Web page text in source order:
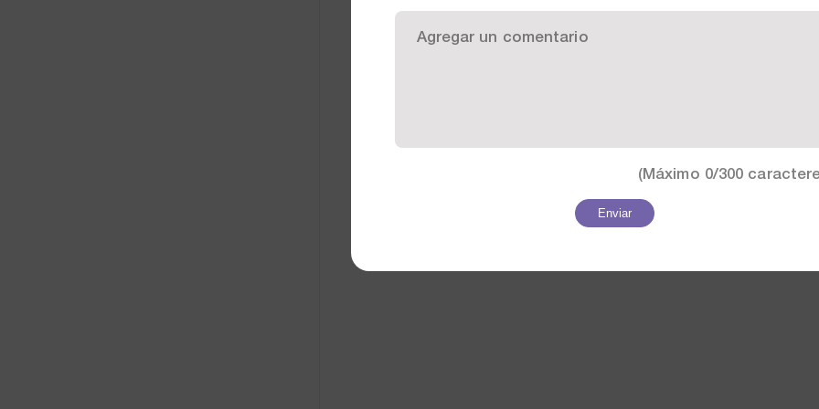
(Máximo 0/300
Enviar